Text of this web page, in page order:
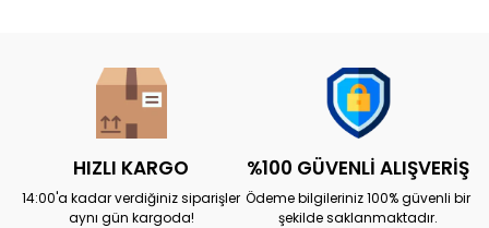
HIZLI KARGO
14:00'a kadar verdiğiniz siparişler
aynı gün kargoda!
%100 GÜVENLİ ALIŞVERİŞ
Ödeme bilgileriniz 100% güvenli bir
şekilde saklanmaktadır.